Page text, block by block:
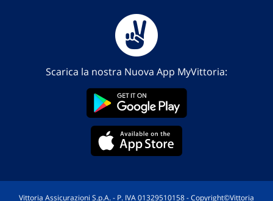
Scarica la nostra Nuova App MyVittoria:
Vittoria Assicurazioni S.p.A. - P. IVA 01329510158 - Copyright©Vittoria